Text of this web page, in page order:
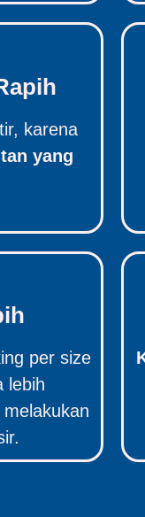
karena
yang
per size
lebih